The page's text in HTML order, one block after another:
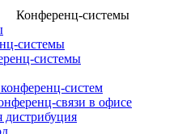
Конференц-системы
системы
системы
систем
связи в офисе
дистрибуция